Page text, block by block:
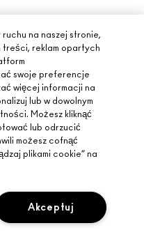
na naszej stronie,
treści, reklam opartych
swoje preferencje
więcej informacji na
lub w dowolnym
Możesz kliknąć
lub odrzucić
możesz cofnąć
plikami cookie” na
Akceptuj